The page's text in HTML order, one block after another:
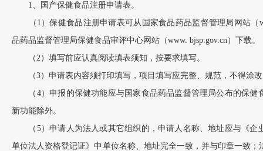
1、国产保健食品注册申请表。
（1）保健食品注册申请表可从国家食品药品监督管理局网站（
品药品监督管理局保健食品审评中心网站（www. bjsp.gov.cn）下载。
（2）填写前应认真阅读填表须知，按要求填写。
（3）申请表内容须打印填写，项目填写应完整、规范，不得涂
（4）申报的保健功能应与国家食品药品监督管理局公布的保健
新功能除外。
（5）申请人为法人或其它组织的，申请人名称、地址应与《企
单位法人资格登记证》中单位名称、地址完全一致，并与印章一致；